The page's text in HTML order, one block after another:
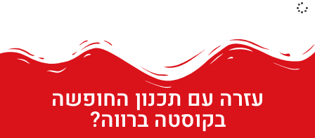
עזרה עם תכנון החופשה
בקוסטה ברווה?